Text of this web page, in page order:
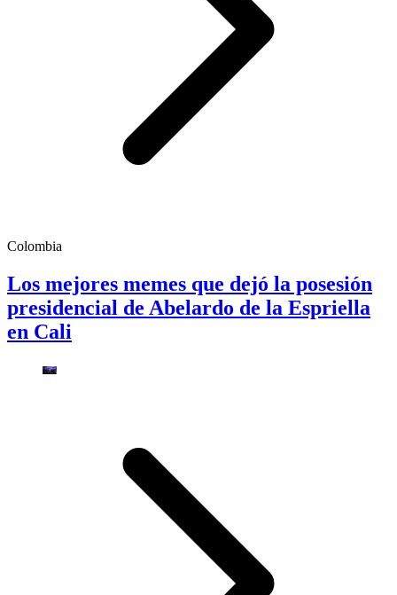
Colombia
Los mejores memes que dejó la posesión
presidencial de Abelardo de la Espriella
en Cali